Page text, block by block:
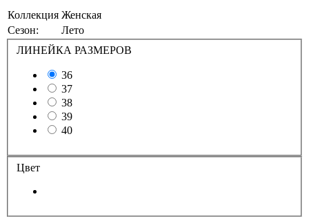
Коллекция Женская
Сезон:
Лето
ЛИНЕЙКА РАЗМЕРОВ
36
37
38
39
40
Цвет